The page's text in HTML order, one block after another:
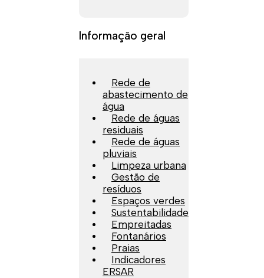
Informação geral
Rede de
abastecimento de
água
Rede de águas
residuais
Rede de águas
pluviais
Limpeza urbana
Gestão de
resíduos
Espaços verdes
Sustentabilidade
Empreitadas
Fontanários
Praias
Indicadores
ERSAR